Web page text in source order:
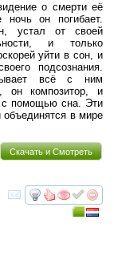
о смерти её
он погибает.
устал от своей
и только
уйти в сон, и
подсознания.
всё с ним
он композитор, и
с помощью сна. Эти
объединятся в мире
Скачать и Смотреть
смотреть